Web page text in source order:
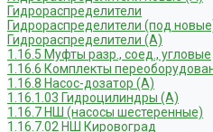
Гидрораспределители
Гидрораспределители (под
Гидрораспределители (А)
1.16.5 Муфты разр., соед., угловые
1.16.6 Комплекты
1.16.8 Насос-дозатор (А)
1.16.1.03 Гидроцилиндры (А)
1.16.7 НШ (насосы шестеренные)
1.16.7.02 НШ Кировоград